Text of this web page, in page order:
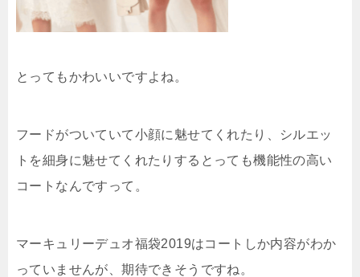
とってもかわいいですよね。
フードがついていて小顔に魅せてくれたり、シルエッ
トを細身に魅せてくれたりするとっても機能性の高い
コートなんですって。
マーキュリーデュオ福袋2019はコートしか内容がわか
っていませんが、期待できそうですね。